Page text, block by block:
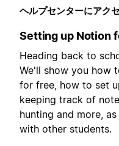
ヘルプセンターにアク
Setting up Notion
Heading back to
We'll show you how
for free, how to set
keeping track of
hunting and more,
with other students.